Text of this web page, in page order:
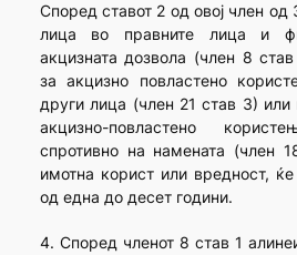
Според ставот 2 од овој член од
лица во правните лица и
акцизната дозвола (член 8
за акцизно повластено
други лица (член 21 став 3) или
акцизно-повластено
спротивно на намената (член
имотна корист или вредност,
од една до десет години.
4. Според членот 8 став 1